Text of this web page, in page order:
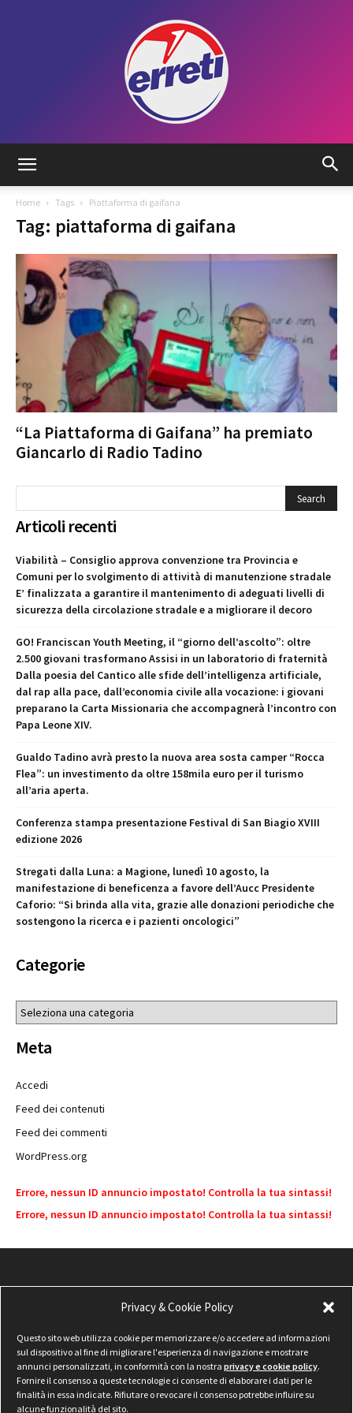
Privacy & Cookie Policy
Questo sito web utilizza cookie per memorizzare e/o accedere ad informazioni
sul dispositivo al fine di migliorare l'esperienza di navigazione e mostrare
annunci personalizzati, in conformità con la nostra privacy e cookie policy.
Fornire il consenso a queste tecnologie ci consente di elaborare i dati per le
finalità in essa indicate. Rifiutare o revocare il consenso potrebbe influire su
alcune funzionalità del sito.
Tadino
Home Tags Piattaforma di gaifana
Tag: piattaforma di gaifana
“La Piattaforma di Gaifana” ha premiato
Giancarlo di Radio Tadino
Articoli recenti
Viabilità – Consiglio approva convenzione tra Provincia e
Comuni per lo svolgimento di attività di manutenzione stradale
E’ finalizzata a garantire il mantenimento di adeguati livelli di
sicurezza della circolazione stradale e a migliorare il decoro
GO! Franciscan Youth Meeting, il “giorno dell’ascolto”: oltre
2.500 giovani trasformano Assisi in un laboratorio di fraternità
Dalla poesia del Cantico alle sfide dell’intelligenza artificiale,
dal rap alla pace, dall’economia civile alla vocazione: i giovani
preparano la Carta Missionaria che accompagnerà l’incontro con
Papa Leone XIV.
Gualdo Tadino avrà presto la nuova area sosta camper “Rocca
Flea”: un investimento da oltre 158mila euro per il turismo
all’aria aperta.
Conferenza stampa presentazione Festival di San Biagio XVIII
edizione 2026
Stregati dalla Luna: a Magione, lunedì 10 agosto, la
manifestazione di beneficenza a favore dell’Aucc Presidente
Caforio: “Si brinda alla vita, grazie alle donazioni periodiche che
sostengono la ricerca e i pazienti oncologici”
Categorie
Categorie
Meta
Accedi
Feed dei contenuti
Feed dei commenti
WordPress.org
Errore, nessun ID annuncio impostato! Controlla la tua sintassi!
Errore, nessun ID annuncio impostato! Controlla la tua sintassi!